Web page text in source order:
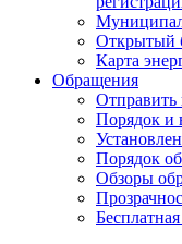
Открытый
Карта
Обращения
Отправить
Порядок и
Порядок
Обзоры